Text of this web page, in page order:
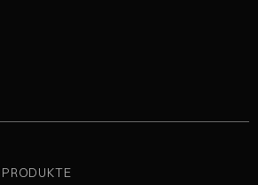
PRODUKTE